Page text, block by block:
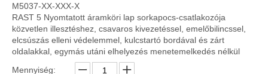
M5035 HRB RAST 5 csatlakozó közvetlen párosításhoz, csavaros csatlakozóval M5038 sorozat RAST 5 IDC és csavaros közvetett csatlakozó PCB csatlakozó 5,0 mm
M5037-XX-XXX-X
RAST 5 Nyomtatott áramköri lap sorkapocs-csatlakozója
közvetlen illesztéshez, csavaros kivezetéssel, emelőbilincssel,
elcsúszás elleni védelemmel, kulcstartó bordával és zárt
oldalakkal, egymás utáni elhelyezés menetemelkedés nélkül
Mennyiség: